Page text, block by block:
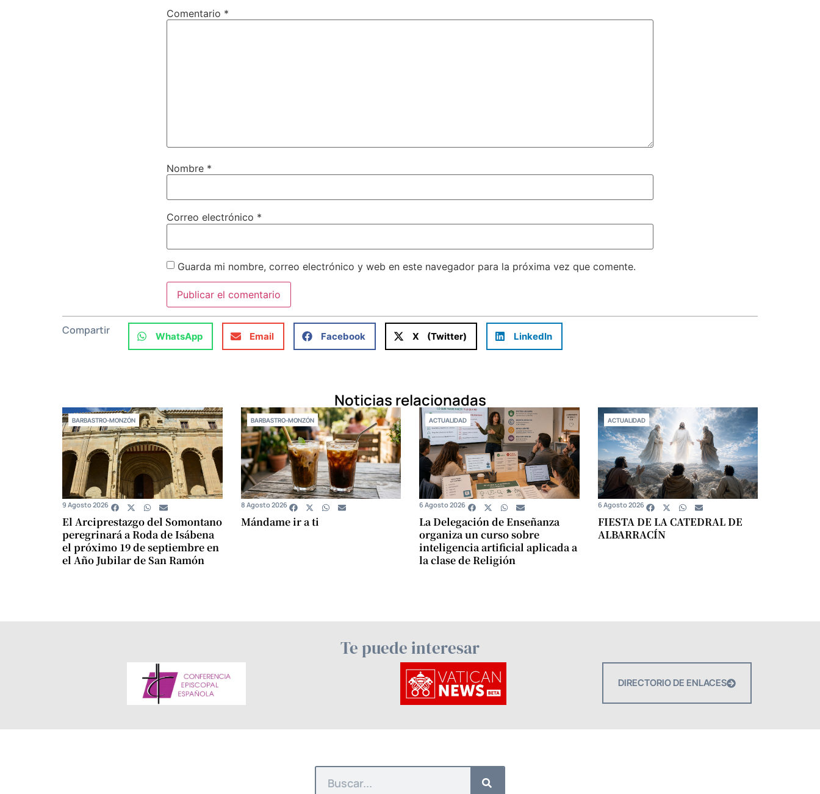
Comentario *
Nombre *
Correo electrónico *
Guarda mi nombre, correo electrónico y web en este navegador para la próxima vez que comente.
Compartir WhatsApp Email Facebook X (Twitter) LinkedIn
Noticias relacionadas
BARBASTRO-MONZÓN
El Arciprestazgo del Somontano
peregrinará a Roda de Isábena
el próximo 19 de septiembre en
el Año Jubilar de San Ramón
9 Agosto 2026
BARBASTRO-MONZÓN
Mándame ir a ti
8 Agosto 2026
ACTUALIDAD
La Delegación de Enseñanza
organiza un curso sobre
inteligencia artificial aplicada a
la clase de Religión
6 Agosto 2026
ACTUALIDAD
FIESTA DE LA CATEDRAL DE
ALBARRACÍN
6 Agosto 2026
Te puede interesar
DIRECTORIO DE ENLACES